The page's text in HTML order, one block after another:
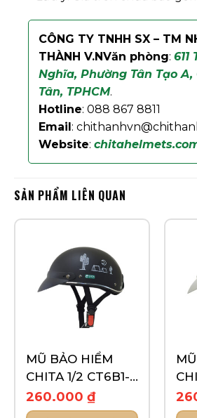
CÔNG TY TNHH SX – TM
THÀNH V.NVăn phòng:
Nghĩa, Phường Tân Tạo
Tân, TPHCM.
Hotline: 088 867 8811
Email:
Website:
SẢN PHẨM LIÊN QUAN
MŨ BẢO HIỂM
CHITA 1/2 CT6B1-
TEM ROAD TRIP
260.000 ₫